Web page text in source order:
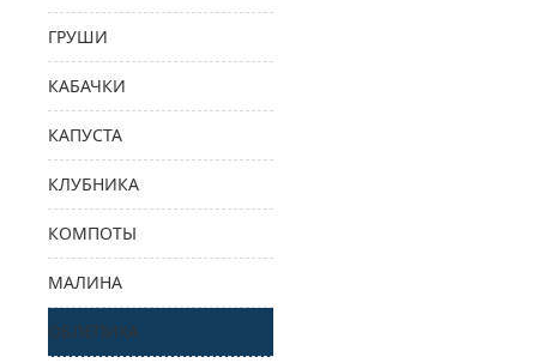
ГРУШИ
КАБАЧКИ
КАПУСТА
КЛУБНИКА
КОМПОТЫ
МАЛИНА
ОБЛЕПИХА